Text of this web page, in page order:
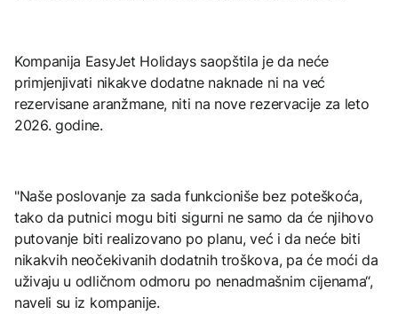
Kompanija EasyJet Holidays saopštila je da neće
primjenjivati nikakve dodatne naknade ni na već
rezervisane aranžmane, niti na nove rezervacije za leto
2026. godine.
"Naše poslovanje za sada funkcioniše bez poteškoća,
tako da putnici mogu biti sigurni ne samo da će njihovo
putovanje biti realizovano po planu, već i da neće biti
nikakvih neočekivanih dodatnih troškova, pa će moći da
uživaju u odličnom odmoru po nenadmašnim cijenama“,
naveli su iz kompanije.